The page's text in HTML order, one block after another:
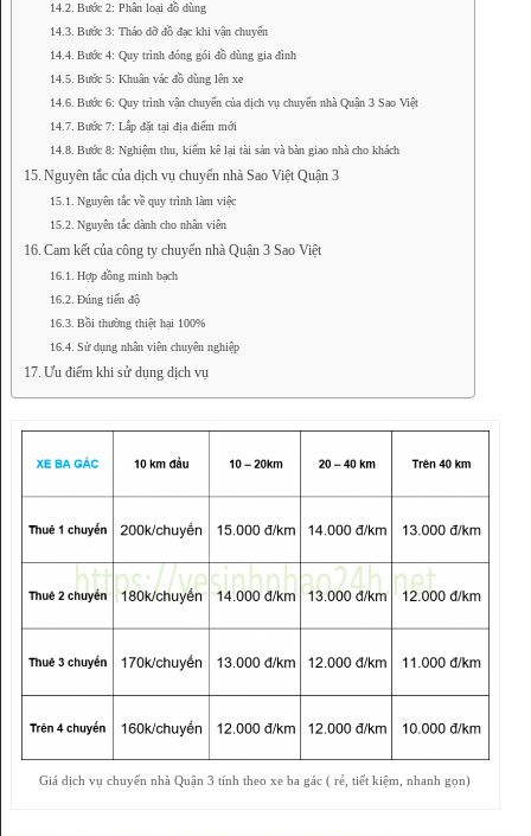
Bước 2: Phân loại đồ dùng
Bước 3: Tháo dỡ đồ đạc khi vận chuyển
Bước 4: Quy trình đóng gói đồ dùng gia đình
Bước 5: Khuân vác đồ dùng lên xe
Bước 6: Quy trình vận chuyển của dịch vụ chuyển nhà Quận 3 Sao Việt
Bước 7: Lắp đặt tại địa điểm mới
Bước 8: Nghiệm thu, kiểm kê lại tài sản và bàn giao nhà cho khách
Nguyên tắc của dịch vụ chuyển nhà Sao Việt Quận 3
Nguyên tắc về quy trình làm việc
Nguyên tắc dành cho nhân viên
Cam kết của công ty chuyển nhà Quận 3 Sao Việt
Hợp đồng minh bạch
Đúng tiến độ
Bồi thường thiệt hại 100%
Sử dụng nhân viên chuyên nghiệp
Ưu điểm khi sử dụng dịch vụ
Giá dịch vụ chuyển nhà Quận 3 tính theo xe ba gác ( rẻ, tiết kiệm, nhanh gọn)